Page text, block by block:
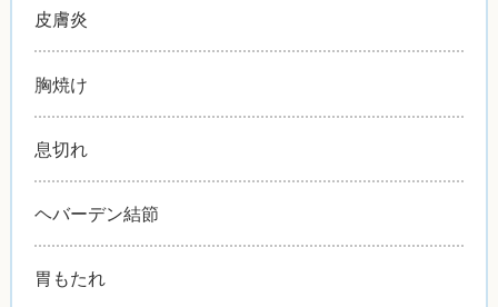
皮膚炎
胸焼け
息切れ
ヘバーデン結節
胃もたれ